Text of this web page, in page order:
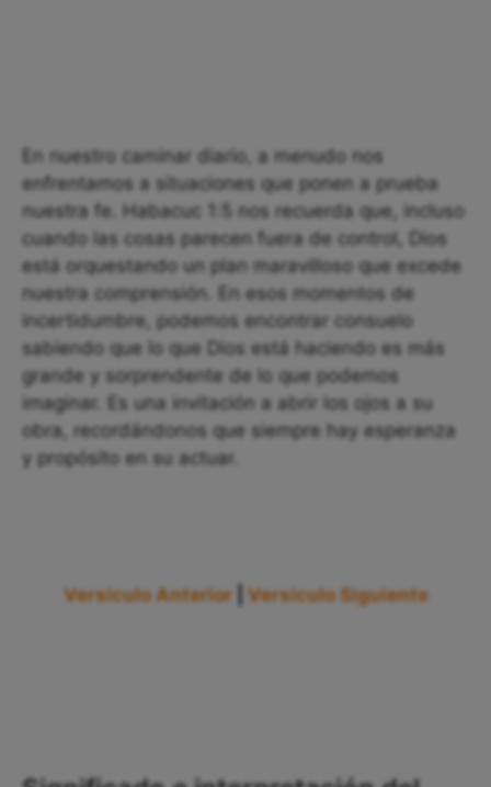
En nuestro caminar diario, a menudo nos
enfrentamos a situaciones que ponen a prueba
nuestra fe. Habacuc 1:5 nos recuerda que, incluso
cuando las cosas parecen fuera de control, Dios
está orquestando un plan maravilloso que excede
nuestra comprensión. En esos momentos de
incertidumbre, podemos encontrar consuelo
sabiendo que lo que Dios está haciendo es más
grande y sorprendente de lo que podemos
imaginar. Es una invitación a abrir los ojos a su
obra, recordándonos que siempre hay esperanza
y propósito en su actuar.
Versículo Anterior Versículo Siguiente